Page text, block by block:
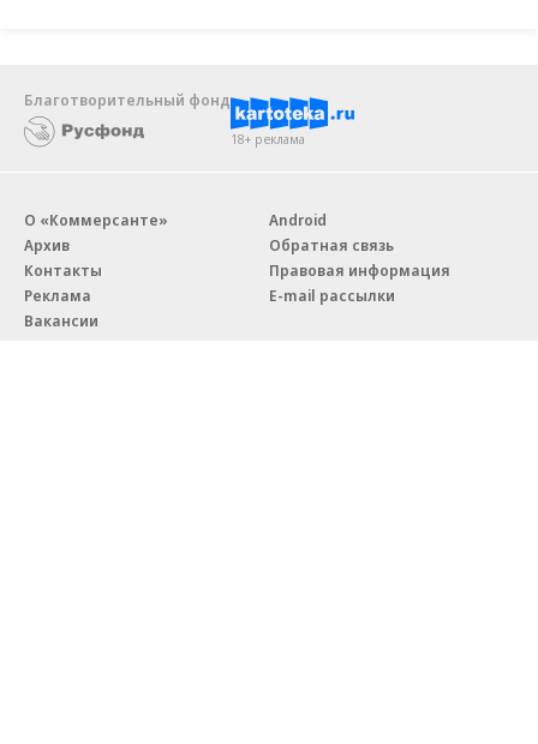
Благотворительный фонд
18+ реклама
О «Коммерсанте»
Архив
Контакты
Реклама
Вакансии
Android
Обратная связь
Правовая информация
E-mail рассылки